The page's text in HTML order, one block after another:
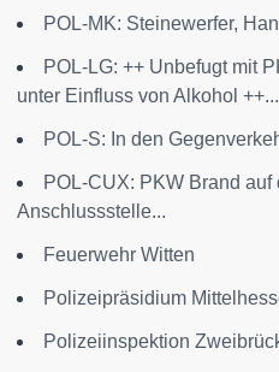
POL-MK: Steinewerfer,
POL-LG: ++ Unbefugt mit
unter Einfluss von Alkohol ++...
POL-S: In den
POL-CUX: PKW Brand
Anschlussstelle...
Feuerwehr Witten
Polizeipräsidium
Polizeiinspektion